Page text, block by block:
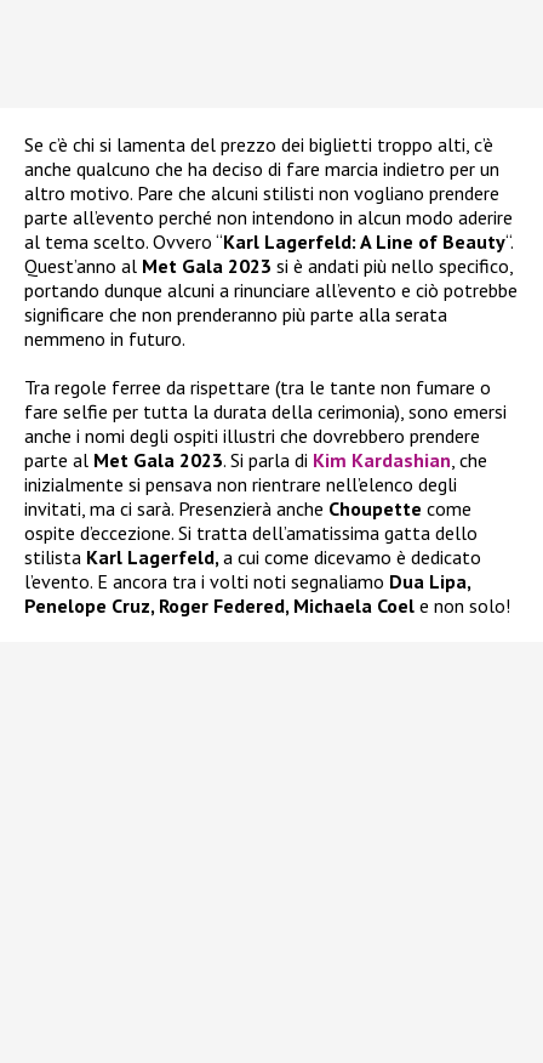
Se c’è chi si lamenta del prezzo dei biglietti troppo alti, c’è
anche qualcuno che ha deciso di fare marcia indietro per un
altro motivo. Pare che alcuni stilisti non vogliano prendere
parte all’evento perché non intendono in alcun modo aderire
al tema scelto. Ovvero “Karl Lagerfeld: A Line of Beauty“.
Quest’anno al Met Gala 2023 si è andati più nello specifico,
portando dunque alcuni a rinunciare all’evento e ciò potrebbe
significare che non prenderanno più parte alla serata
nemmeno in futuro.
Tra regole ferree da rispettare (tra le tante non fumare o
fare selfie per tutta la durata della cerimonia), sono emersi
anche i nomi degli ospiti illustri che dovrebbero prendere
parte al Met Gala 2023. Si parla di Kim Kardashian, che
inizialmente si pensava non rientrare nell’elenco degli
invitati, ma ci sarà. Presenzierà anche Choupette come
ospite d’eccezione. Si tratta dell’amatissima gatta dello
stilista Karl Lagerfeld,a cui come dicevamo è dedicato
l’evento. E ancora tra i volti noti segnaliamo Dua Lipa,
Penelope Cruz, Roger Federed, Michaela Coel e non solo!